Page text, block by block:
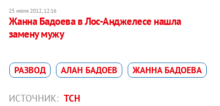
25 июня 2012, 12:16
Жанна Бадоева в Лос-Анджелесе нашла
замену мужу
РАЗВОД АЛАН БАДОЕВ ЖАННА БАДОЕВА
ИСТОЧНИК: ТСН